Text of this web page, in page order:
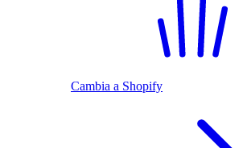
Cambia a Shopify